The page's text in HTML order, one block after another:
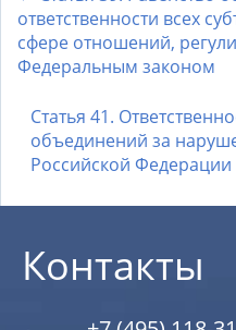
ответственности всех
сфере отношений,
Федеральным законом
Статья 41.
объединений за
Российской
Контакты